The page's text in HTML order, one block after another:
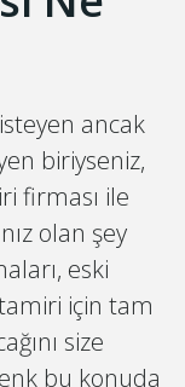
ancak
biriyseniz,
firması ile
olan şey
eski
için tam
size
bu konuda